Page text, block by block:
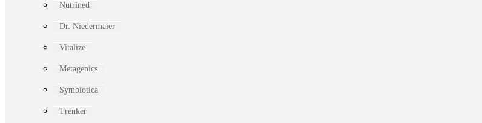
Nutrined
Dr. Niedermaier
Vitalize
Metagenics
Symbiotica
Trenker